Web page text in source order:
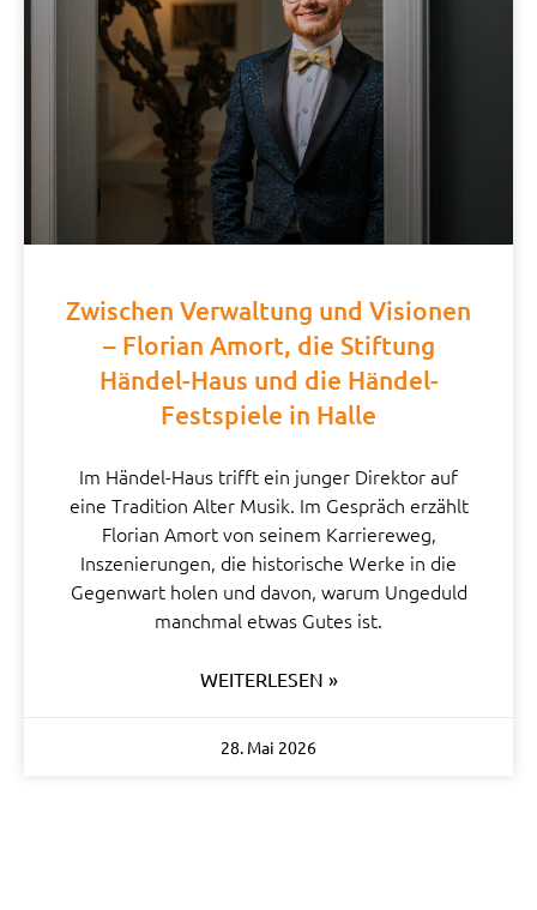
Zwischen Verwaltung und Visionen
– Florian Amort, die Stiftung
Händel-Haus und die Händel-
Festspiele in Halle
Im Händel-Haus trifft ein junger Direktor auf
eine Tradition Alter Musik. Im Gespräch erzählt
Florian Amort von seinem Karriereweg,
Inszenierungen, die historische Werke in die
Gegenwart holen und davon, warum Ungeduld
manchmal etwas Gutes ist.
WEITERLESEN »
28. Mai 2026